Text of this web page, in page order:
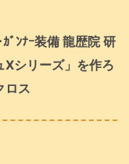
ﾞﾝﾅｰ装備 龍歴院 研
Xシリーズ」を作ろ
ロス